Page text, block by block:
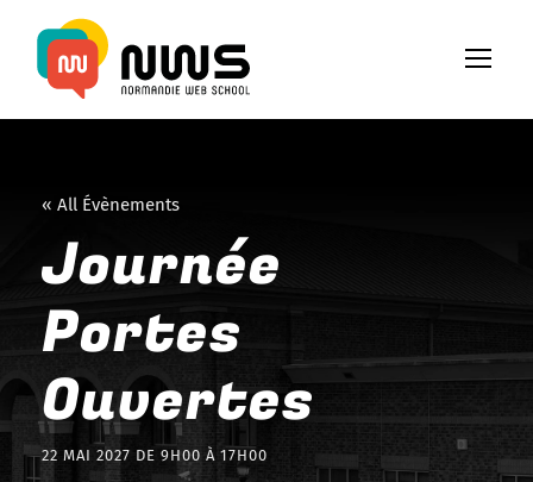
« All Évènements
Journée
Portes
Ouvertes
22 MAI 2027 DE 9H00 À 17H00